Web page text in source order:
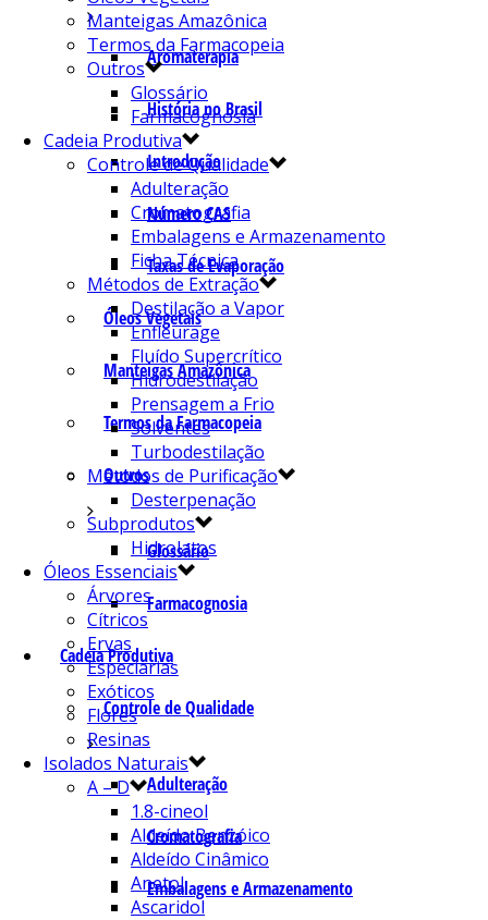
Aromaterapia
História no Brasil
Introdução
Número CAS
Taxas de Evaporação
Óleos Vegetais
Manteigas Amazônica
Termos da Farmacopeia
Outros
Glossário
Farmacognosia
Cadeia Produtiva
Controle de Qualidade
Adulteração
Cromatografia
Embalagens e Armazenamento
Manteigas Amazônica
Termos da Farmacopeia
Outros
Glossário
Farmacognosia
Cadeia Produtiva
Controle de Qualidade
Adulteração
Cromatografia
Embalagens e Armazenamento
Ficha Técnica
Métodos de Extração
Destilação a Vapor
Enfleurage
Fluído Supercrítico
Hidrodestilação
Prensagem a Frio
Solventes
Turbodestilação
Métodos de Purificação
Desterpenação
Subprodutos
Hidrolatos
Óleos Essenciais
Árvores
Cítricos
Ervas
Especiarias
Exóticos
Flores
Resinas
Isolados Naturais
A – D
1.8-cineol
Aldeído Benzóico
Aldeído Cinâmico
Anetol
Ascaridol